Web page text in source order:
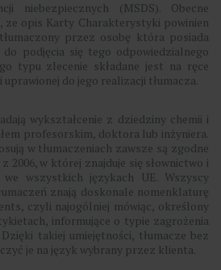
niebezpiecznych (MSDS). Obecne
ze opis Karty Charakterystyki powinien
przez osobę która posiada
podjęcia się tego odpowiedzialnego
typu zlecenie składane jest na ręce
uprawionej do jego realizacji tłumacza.
wykształcenie z dziedziny chemii i
profesorskim, doktora lub inżyniera.
w tłumaczeniach zawsze są zgodne
2006, w której znajduje się słownictwo i
we wszystkich językach UE. Wszyscy
znają doskonale nomenklaturę
czyli najogólniej mówiąc, określony
informujące o typie zagrożenia
takiej umiejętności, tłumacze bez
je na język wybrany przez klienta.